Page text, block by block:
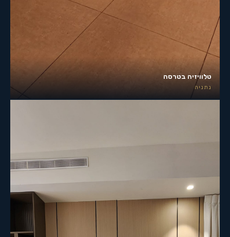
טלוויזיה בטרסה
נתניה